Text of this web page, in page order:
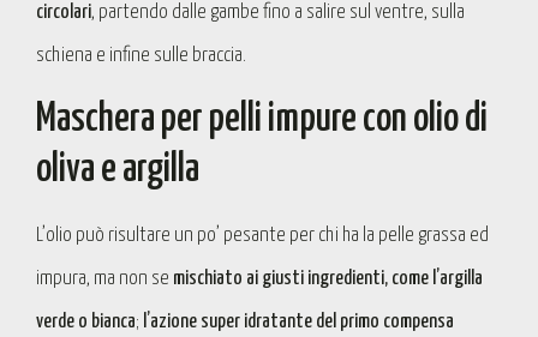
circolari, partendo dalle gambe fino a salire sul ventre, sulla
schiena e infine sulle braccia.
Maschera per pelli impure con olio di
oliva e argilla
L’olio può risultare un po’ pesante per chi ha la pelle grassa ed
impura, ma non se mischiato ai giusti ingredienti, come l’argilla
verde o bianca; l’azione super idratante del primo compensa